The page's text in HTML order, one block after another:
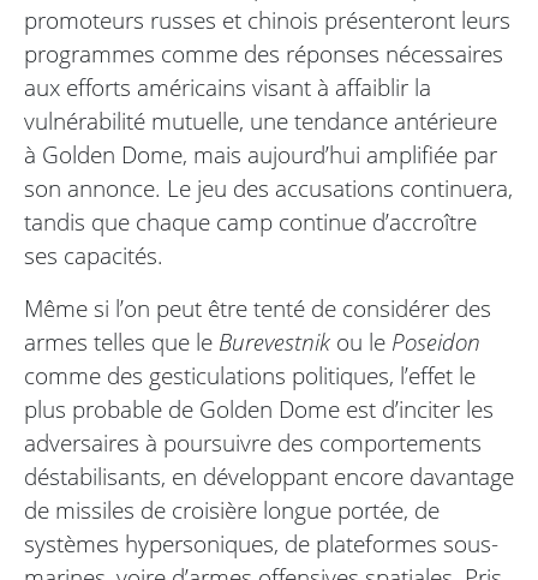
promoteurs russes et chinois présenteront leurs
programmes comme des réponses nécessaires
aux efforts américains visant à affaiblir la
vulnérabilité mutuelle, une tendance antérieure
à Golden Dome, mais aujourd’hui amplifiée par
son annonce. Le jeu des accusations continuera,
tandis que chaque camp continue d’accroître
ses capacités.
Même si l’on peut être tenté de considérer des
armes telles que le Burevestnik ou le Poseidon
comme des gesticulations politiques, l’effet le
plus probable de Golden Dome est d’inciter les
adversaires à poursuivre des comportements
déstabilisants, en développant encore davantage
de missiles de croisière longue portée, de
systèmes hypersoniques, de plateformes sous-